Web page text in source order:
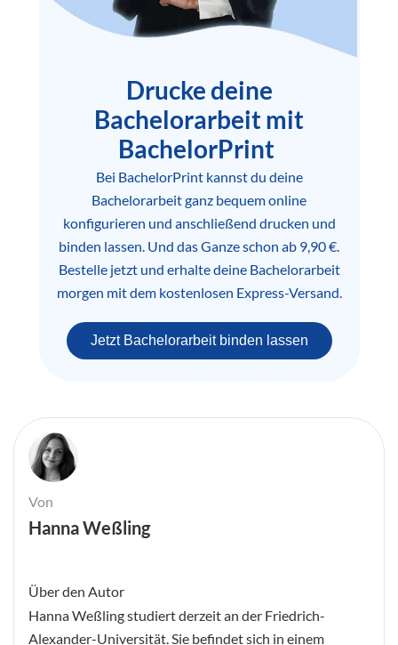
Drucke deine
Bachelorarbeit mit
BachelorPrint
Bei BachelorPrint kannst du deine
Bachelorarbeit ganz bequem online
konfigurieren und anschließend drucken und
binden lassen. Und das Ganze schon ab 9,90 €.
Bestelle jetzt und erhalte deine Bachelorarbeit
morgen mit dem kostenlosen Express-Versand.
Jetzt Bachelorarbeit binden lassen
Von
Hanna Weßling
Über den Autor
Hanna Weßling studiert derzeit an der Friedrich-
Alexander-Universität. Sie befindet sich in einem